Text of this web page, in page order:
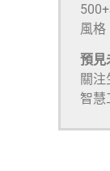
風格
預見
關
智慧